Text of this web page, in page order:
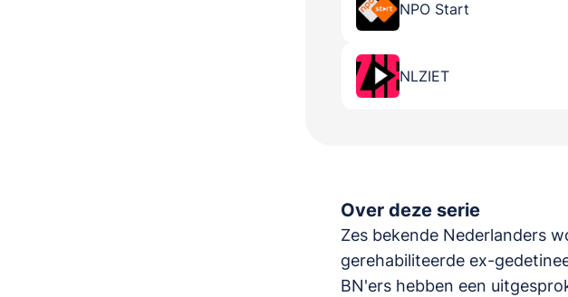
NPO Start
NLZIET
Over deze serie
Zes bekende Nederlanders
gerehabiliteerde ex-
BN'ers hebben een